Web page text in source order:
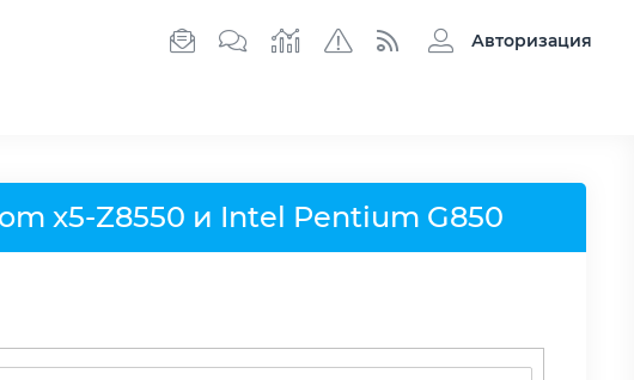
Авторизация
x5-Z8550 и Intel Pentium G850